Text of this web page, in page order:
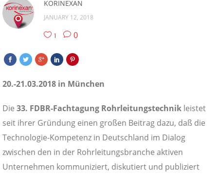
KORINEXAN
JANUARY 12, 2018
1 0
20.-21.03.2018 in München
Die 33. FDBR-Fachtagung Rohrleitungstechnik leistet
seit ihrer Gründung einen großen Beitrag dazu, daß die
Technologie-Kompetenz in Deutschland im Dialog
zwischen den in der Rohrleitungsbranche aktiven
Unternehmen kommuniziert, diskutiert und publiziert